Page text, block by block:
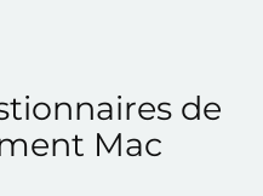
de
Mac